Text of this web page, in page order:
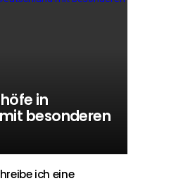
in
besonderen
ich eine